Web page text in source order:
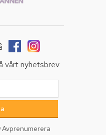
vårt nyhetsbrev
Avprenumerera